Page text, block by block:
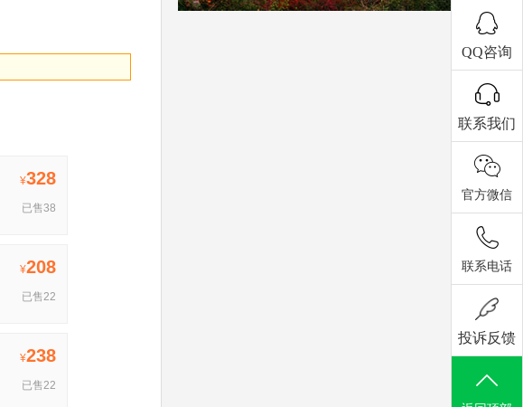
¥328
已售38
¥208
已售22
¥238
已售22
QQ咨询
联系我们
官方微信
联系电话
投诉反馈